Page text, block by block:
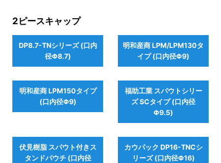
2ピースキャップ
DP8.7-TNシリーズ (口内
径Φ8.7)
明和産商 LPM/LPM130タ
イプ (口内径Φ9)
明和産商 LPM150タイプ
(口内径Φ9)
福助工業 スパウトシリー
ズ SCタイプ (口内径
Φ9.5)
伏見樹脂 スパウト付きス
タンドパウチ (口内径
カウパック DP16-TNCシ
リーズ (口内径Φ16)